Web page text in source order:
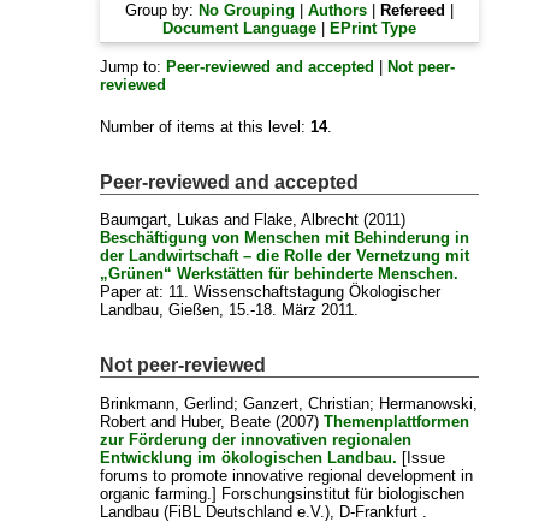
Group by: No Grouping |Authors Refereed
Document Language
EPrint Type
Jump to: Peer-reviewed and accepted
Not peer-
reviewed
Number of items at this level:14.
Peer-reviewed and accepted
Baumgart, Lukas and Flake, Albrecht (2011)
Beschäftigung von Menschen mit Behinderung in
der Landwirtschaft – die Rolle der Vernetzung mit
„Grünen“ Werkstätten für behinderte Menschen.
Paper at: 11. Wissenschaftstagung Ökologischer
Landbau, Gießen, 15.-18. März 2011.
Not peer-reviewed
Brinkmann, Gerlind;Ganzert, Christian; Hermanowski,
Robert and Huber, Beate (2007)Themenplattformen
zur Förderung der innovativen regionalen
Entwicklung im ökologischen Landbau. [Issue
forums to promote innovative regional development in
organic farming.] Forschungsinstitut für biologischen
Landbau (FiBL Deutschland e.V.), D-Frankfurt .